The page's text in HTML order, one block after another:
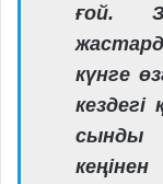
ғой.
күнге
кездегі
сынды